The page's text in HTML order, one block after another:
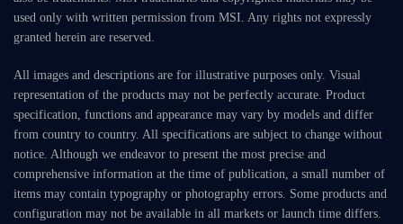
used only with written permission from MSI. Any rights not expressly
granted herein are reserved.
All images and descriptions are for illustrative purposes only. Visual
representation of the products may not be perfectly accurate. Product
specification, functions and appearance may vary by models and differ
from country to country. All specifications are subject to change without
notice. Although we endeavor to present the most precise and
comprehensive information at the time of publication, a small number of
items may contain typography or photography errors. Some products and
configuration may not be available in all markets or launch time differs.